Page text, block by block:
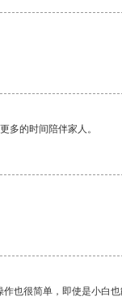
多的时间陪伴家人。
也很简单，即使是小白也